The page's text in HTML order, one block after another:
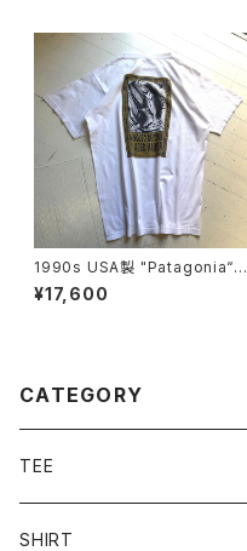
1990s USA製 "Patagonia“ b
eneficial S/S T-shirt
¥17,600
CATEGORY
TEE
SHIRT